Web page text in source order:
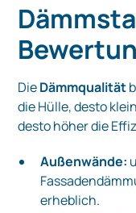
DieDämmqualität
die Hülle, desto
desto höher die
Außenwände:
erheblich.